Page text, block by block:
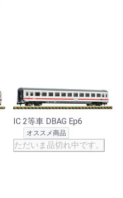
IC 2等車 DBAG Ep6
オススメ商品
ただいま品切れ中です。